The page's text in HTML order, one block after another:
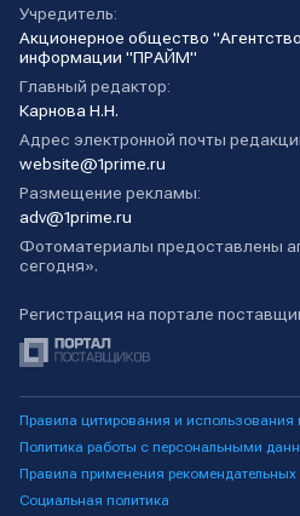
Учредитель:
Акционерное общество
информации "ПРАЙМ"
Главный редактор:
Карнова Н.Н.
Адрес электронной почты
website@1prime.ru
Размещение рекламы:
adv@1prime.ru
Фотоматериалы предоставлены
сегодня».
Регистрация на портале
Правила цитирования и использования
Политика работы с персональными
Правила применения рекомендательных
Социальная политика